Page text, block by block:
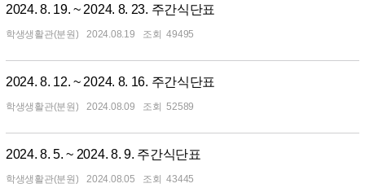
2024. 8. 19. ~ 2024. 8. 23. 주간식단표
학생생활관(분원) 2024.08.19 49495
2024. 8. 12. ~ 2024. 8. 16. 주간식단표
학생생활관(분원) 2024.08.09 52589
2024. 8. 5. ~ 2024. 8. 9. 주간식단표
학생생활관(분원) 2024.08.05 43445